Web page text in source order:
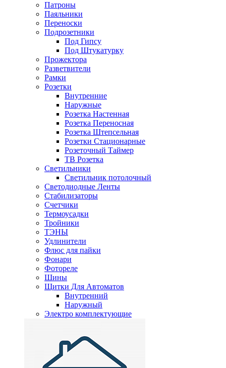
Патроны
Паяльники
Переноски
Подрозетники
Под Гипсу
Под Штукатурку
Прожектора
Разветвители
Рамки
Розетки
Внутренние
Наружные
Розетка Настенная
Розетка Переносная
Розетка Штепсельная
Розетки Стационарные
Розеточный Таймер
ТВ Розетка
Светильники
Светильник потолочный
Светодиодные Ленты
Стабилизаторы
Счетчики
Термоусадки
Тройники
ТЭНЫ
Удлинители
Флюс для пайки
Фонари
Фотореле
Шины
Щитки Для Автоматов
Внутренний
Наружный
Электро комплектующие